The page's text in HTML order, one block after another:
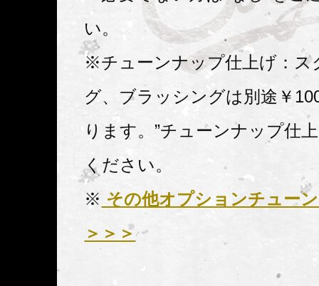
い。
※チューンナップ仕上げ：ス
グ、ブラッシングは別途￥
ります。”チューンナップ仕
ください。
※ その他オプションチュー
＞＞＞